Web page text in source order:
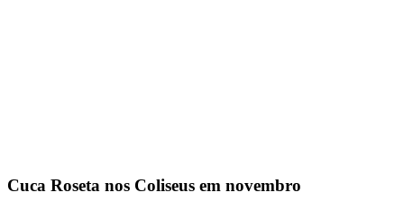
Cuca Roseta nos Coliseus em novembro